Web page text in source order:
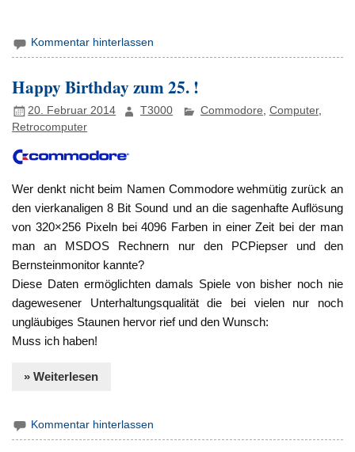
Kommentar hinterlassen
Happy Birthday zum 25. !
20. Februar 2014 T3000 Commodore, Computer,
Retrocomputer
Wer denkt nicht beim Namen Commodore wehmütig zurück an
den vierkanaligen 8 Bit Sound und an die sagenhafte Auflösung
von 320×256 Pixeln bei 4096 Farben in einer Zeit bei der man
man an MSDOS Rechnern nur den PCPiepser und den
Bernsteinmonitor kannte?
Diese Daten ermöglichten damals Spiele von bisher noch nie
dagewesener Unterhaltungsqualität die bei vielen nur noch
ungläubiges Staunen hervor rief und den Wunsch:
Muss ich haben!
» Weiterlesen
Kommentar hinterlassen